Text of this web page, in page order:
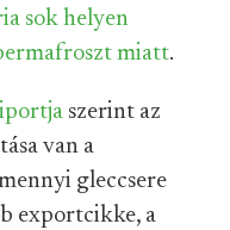
sok helyen
miatt.
szerint az
van a
gleccsere
exportcikke, a